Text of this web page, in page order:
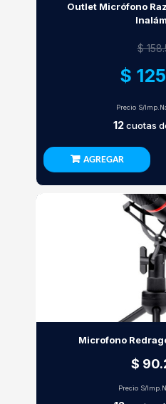
Outlet Micrófono
$
$
Precio S/
12cuotas
AGREGAR
Microfono
$
Precio S/